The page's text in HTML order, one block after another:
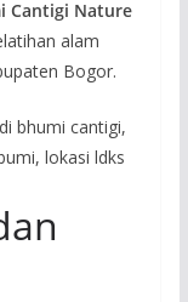
Cantigi Nature
alam
Bogor.